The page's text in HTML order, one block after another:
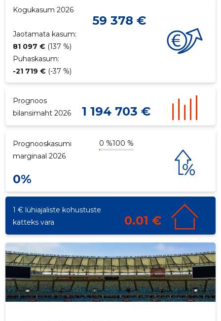
Kogukasum 2026
59 378 €
Jaotamata kasum:
81 097 € (137 %)
Puhaskasum:
-21 719 € (-37 %)
Prognoos
bilansimaht 2026
1 194 703 €
Prognooskasumi
marginaal 2026
0 %100 %
0%
1 € lühiajaliste kohustuste
katteks vara
0.01 €